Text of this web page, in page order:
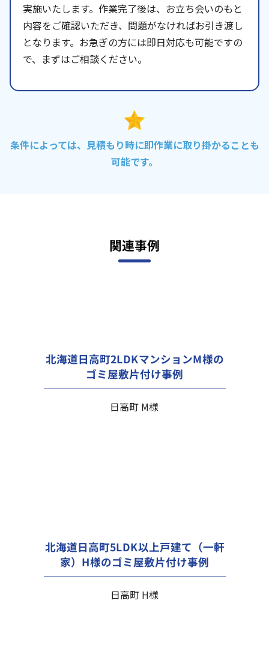
実施いたします。作業完了後は、お立ち会いのもと
内容をご確認いただき、問題がなければお引き渡し
となります。お急ぎの方には即日対応も可能ですの
で、まずはご相談ください。
条件によっては、見積もり時に即作業に取り掛かることも
可能です。
関連事例
北海道日高町2LDKマンションM様の
ゴミ屋敷片付け事例
日高町 M様
北海道日高町5LDK以上戸建て（一軒
家）H様のゴミ屋敷片付け事例
日高町 H様